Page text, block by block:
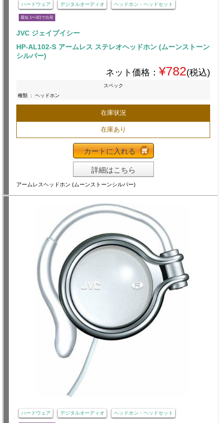
ハードウェア デジタルオーディオ ヘッドホン・ヘッドセット
最短 1〜3日で出荷
JVC ジェイブイシー
HP-AL102-S アームレス ステレオヘッドホン (ムーンストーン
シルバー)
ネット価格： ¥782(税込)
スペック
種類 : ヘッドホン
在庫状況
在庫あり
カートに入れる
詳細はこちら
アームレスヘッドホン (ムーンストーンシルバー)
ハードウェア デジタルオーディオ ヘッドホン・ヘッドセット